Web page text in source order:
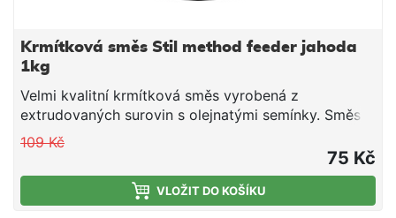
Krmítková směs Stil method feeder jahoda
1kg
Velmi kvalitní krmítková směs vyrobená z
extrudovaných surovin s olejnatými semínky. Směs
je vhodná pro použití v průběhu celé sezony. Jedná
se o směs tepelně upravených obilovin a olejnatin,
doplněnou o živočišné moučky a atraktivní aroma.
Směs je ideální pro použití do krmítek, ale i do
109 Kč
75 Kč
VLOŽIT DO KOŠÍKU